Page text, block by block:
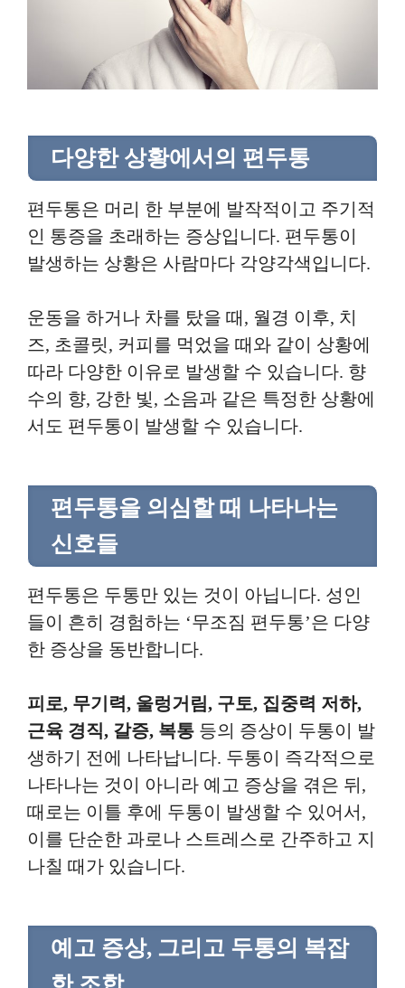
다양한 상황에서의 편두통
편두통은 머리 한 부분에 발작적이고 주기적
인 통증을 초래하는 증상입니다. 편두통이
발생하는 상황은 사람마다 각양각색입니다.
운동을 하거나 차를 탔을 때, 월경 이후, 치
즈, 초콜릿, 커피를 먹었을 때와 같이 상황에
따라 다양한 이유로 발생할 수 있습니다. 향
수의 향, 강한 빛, 소음과 같은 특정한 상황에
서도 편두통이 발생할 수 있습니다.
편두통을 의심할 때 나타나는
신호들
편두통은 두통만 있는 것이 아닙니다. 성인
들이 흔히 경험하는 ‘무조짐 편두통’은 다양
한 증상을 동반합니다.
피로, 무기력, 울렁거림, 구토, 집중력 저하,
근육 경직, 갈증, 복통 등의 증상이 두통이 발
생하기 전에 나타납니다. 두통이 즉각적으로
나타나는 것이 아니라 예고 증상을 겪은 뒤,
때로는 이틀 후에 두통이 발생할 수 있어서,
이를 단순한 과로나 스트레스로 간주하고 지
나칠 때가 있습니다.
예고 증상, 그리고 두통의 복잡